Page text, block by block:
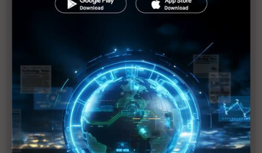
【Google I/O 2023】Pixel Fold磨刀多時終出鞘 拉
【Google I/O 2023】Google、三星、Oppo折疊機
比一比 Pixel Fold主打「最薄」
【Google I/O 2023】Google推NVIDIA GPU支援AI
超級電腦 搶攻LLM運算商機
【Google I/O 2023現場報導】：Google搜尋導入生
成式AI、首款折疊機問世